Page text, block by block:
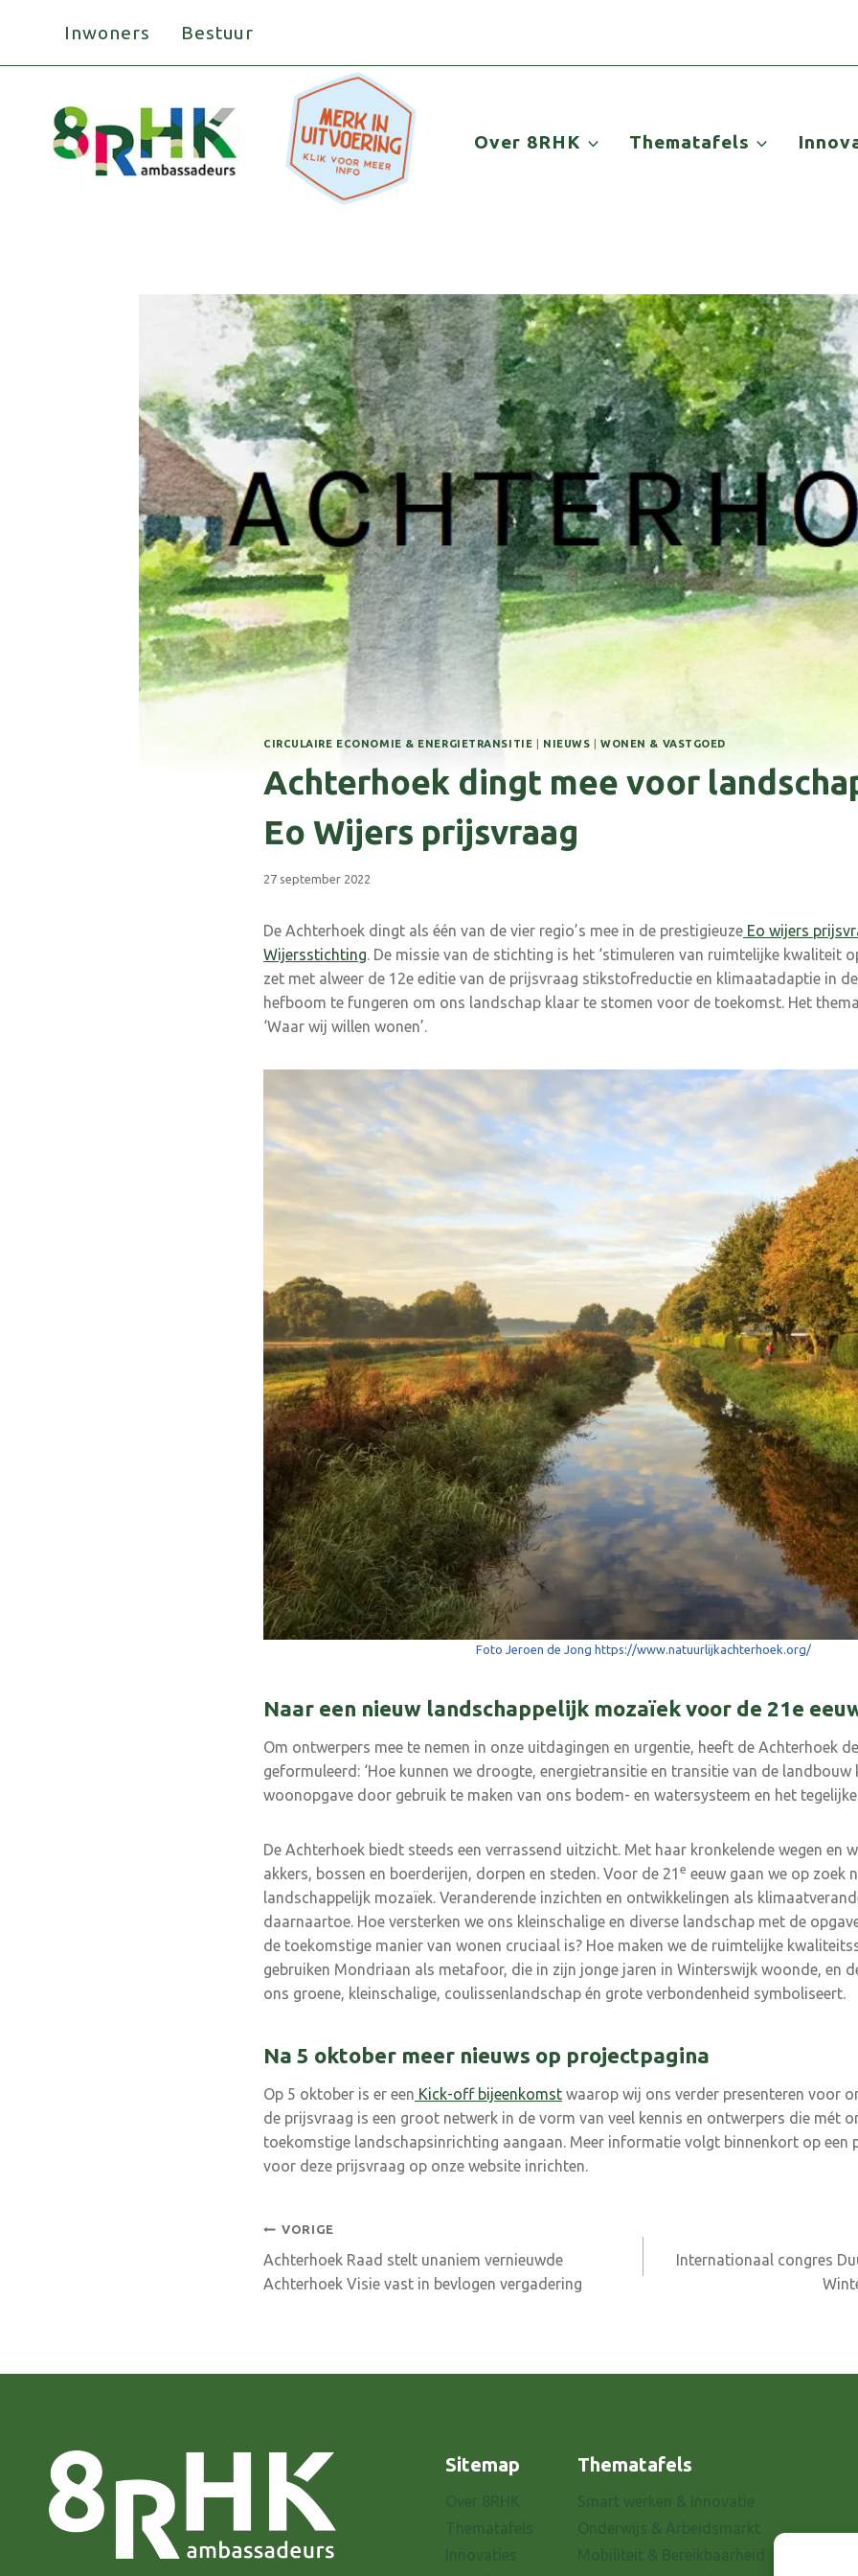
Inwoners Bestuur
Over 8RHK Thematafels
CIRCULAIRE ECONOMIE & ENERGIETRANSITIE NIEUWS |WONEN & VASTGOED
Achterhoek dingt mee voor
Eo Wijers prijsvraag
27 september 2022
De Achterhoek dingt als één van de vier regio’s mee in de prestigieuze Eo wijers
Wijersstichting. De missie van de stichting is het ‘stimuleren van ruimtelijke kwaliteit
zet met alweer de 12e editie van de prijsvraag stikstofreductie en klimaatadaptie in
hefboom te fungeren om ons landschap klaar te stomen voor de toekomst. Het
‘Waar wij willen wonen’.
Foto Jeroen de Jong https://www.natuurlijkachterhoek.org/
Naar een nieuw landschappelijk mozaïek voor de 21e
Om ontwerpers mee te nemen in onze uitdagingen en urgentie, heeft de Achterhoek
geformuleerd: ‘Hoe kunnen we droogte, energietransitie en transitie van de landbouw
woonopgave door gebruik te maken van ons bodem- en watersysteem en het
De Achterhoek biedt steeds een verrassend uitzicht. Met haar kronkelende wegen en
akkers, bossen en boerderijen, dorpen en steden. Voor de 21 e eeuw gaan we op zoek
landschappelijk mozaïek. Veranderende inzichten en ontwikkelingen als
daarnaartoe. Hoe versterken we ons kleinschalige en diverse landschap met de
de toekomstige manier van wonen cruciaal is? Hoe maken we de ruimtelijke
gebruiken Mondriaan als metafoor, die in zijn jonge jaren in Winterswijk woonde, en
ons groene, kleinschalige, coulissenlandschap én grote verbondenheid symboliseert.
Na 5 oktober meer nieuws op projectpagina
Op 5 oktober is er een Kick-off bijeenkomst waarop wij ons verder presenteren voor
de prijsvraag is een groot netwerk in de vorm van veel kennis en ontwerpers die mét
toekomstige landschapsinrichting aangaan. Meer informatie volgt binnenkort op een
voor deze prijsvraag op onze website inrichten.
Bericht
navigatie
VORIGE
Achterhoek Raad stelt unaniem vernieuwde
Achterhoek Visie vast in bevlogen vergadering
Internationaal congres
Sitemap Thematafels